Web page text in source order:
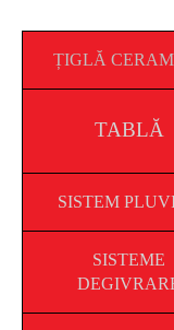
ȚIGLĂ
TABLĂ
SISTEM
SISTEME